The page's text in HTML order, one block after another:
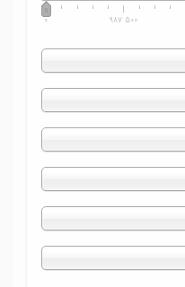
0 987 500